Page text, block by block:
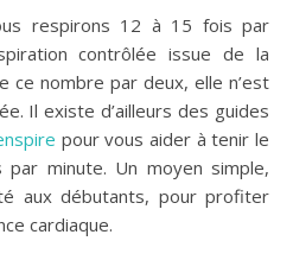
respirons 12 à 15 fois par
contrôlée issue de la
ce nombre par deux, elle n’est
Il existe d’ailleurs des guides
pour vous aider à tenir le
minute. Un moyen simple,
aux débutants, pour profiter
cardiaque.